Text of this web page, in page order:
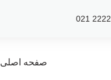
صفحه اصلی